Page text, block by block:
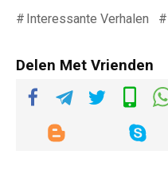
Interessante Verhalen
Delen Met Vrienden